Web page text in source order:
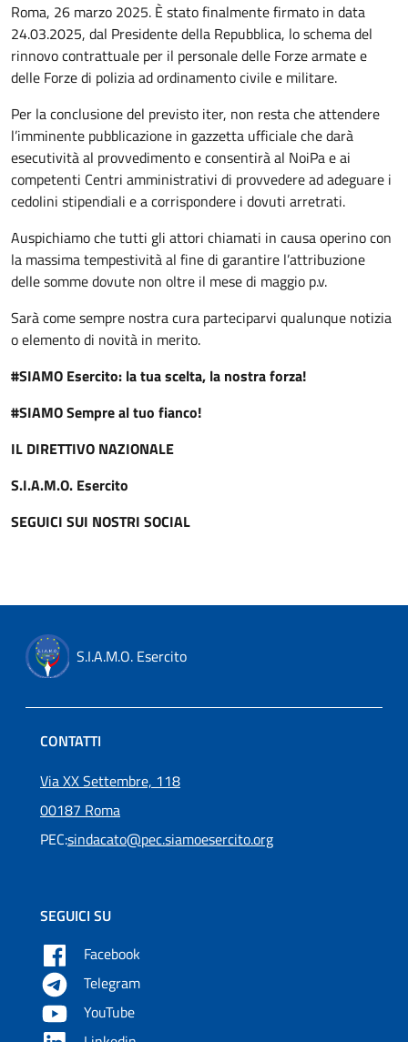
Roma, 26 marzo 2025. È stato finalmente firmato in data
24.03.2025, dal Presidente della Repubblica, lo schema del
rinnovo contrattuale per il personale delle Forze armate e
delle Forze di polizia ad ordinamento civile e militare.
Per la conclusione del previsto iter, non resta che attendere
l’imminente pubblicazione in gazzetta ufficiale che darà
esecutività al provvedimento e consentirà al NoiPa e ai
competenti Centri amministrativi di provvedere ad adeguare i
cedolini stipendiali e a corrispondere i dovuti arretrati.
Auspichiamo che tutti gli attori chiamati in causa operino con
la massima tempestività al fine di garantire l’attribuzione
delle somme dovute non oltre il mese di maggio p.v.
Sarà come sempre nostra cura parteciparvi qualunque notizia
o elemento di novità in merito.
#SIAMO Esercito: la tua scelta, la nostra forza!
#SIAMO Sempre al tuo fianco!
IL DIRETTIVO NAZIONALE
S.I.A.M.O. Esercito
SEGUICI SUI NOSTRI SOCIAL
S.I.A.M.O. Esercito
CONTATTI
Via XX Settembre, 118
00187 Roma
PEC:sindacato@pec.siamoesercito.org
SEGUICI SU
Facebook
Telegram
YouTube